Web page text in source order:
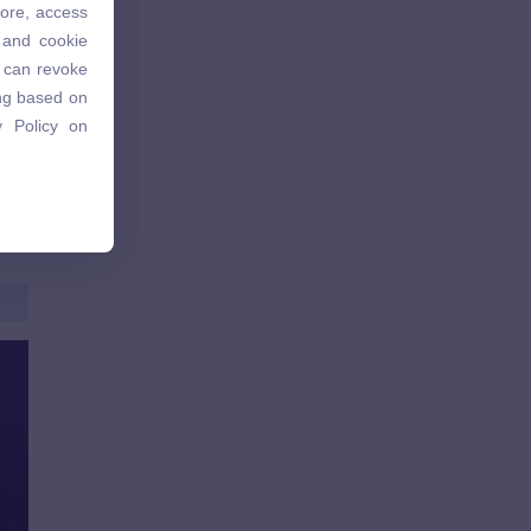
gì
cookie
revoke
based on
on
access
cookie
revoke
based on
Policy on